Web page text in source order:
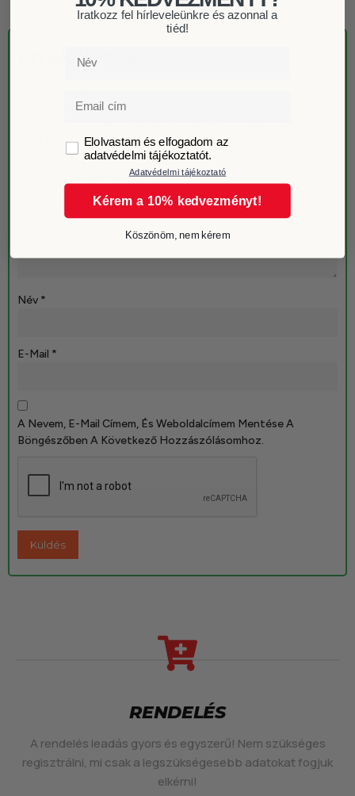
Értékelések
„Szivargyujtós dugó kapcsolóval” értékelése elsőként
karakterrel jelöltük
Név *
E-Mail *
A Nevem, E-Mail Címem, És Weboldalcímem Mentése A
Böngészőben A Következő Hozzászólásomhoz.
RENDELÉS
A rendelés leadás gyors és egyszerű! Nem szükséges
regisztrálni, mi csak a legszükségesebb adatokat fogjuk
elkérni!
Iratkozz fel hírleveleünkre és azonnal a
tiéd!
Név
Email
GDPRElolvastam és elfogadom az
adatvédelmi tájékoztatót.
Adatvédelmi tájékoztató
Kérem a 10% kedvezményt!
Köszönöm, nem kérem